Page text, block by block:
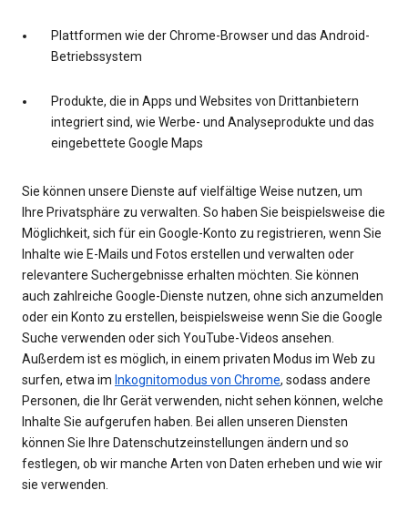
Plattformen wie der Chrome-Browser und das Android-
Betriebssystem
Produkte, die in Apps und Websites von Drittanbietern
integriert sind, wie Werbe- und Analyseprodukte und das
eingebettete Google Maps
Sie können unsere Dienste auf vielfältige Weise nutzen, um
Ihre Privatsphäre zu verwalten. So haben Sie beispielsweise die
Möglichkeit, sich für ein Google-Konto zu registrieren, wenn Sie
Inhalte wie E-Mails und Fotos erstellen und verwalten oder
relevantere Suchergebnisse erhalten möchten. Sie können
auch zahlreiche Google-Dienste nutzen, ohne sich anzumelden
oder ein Konto zu erstellen, beispielsweise wenn Sie die Google
Suche verwenden oder sich YouTube-Videos ansehen.
Außerdem ist es möglich, in einem privaten Modus im Web zu
surfen, etwa im Inkognitomodus von Chrome, sodass andere
Personen, die Ihr Gerät verwenden, nicht sehen können, welche
Inhalte Sie aufgerufen haben. Bei allen unseren Diensten
können Sie Ihre Datenschutzeinstellungen ändern und so
festlegen, ob wir manche Arten von Daten erheben und wie wir
sie verwenden.